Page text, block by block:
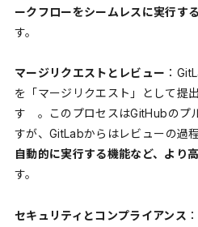
ークフローをシームレスに実行す
す。
マージリクエストとレビュー ：
を「マージリクエスト」として提
す 。このプロセスはGitHubのプ
すが、GitLabからはレビューの過
自動的に実行する機能など、より
す。
セキュリティとコンプライアンス